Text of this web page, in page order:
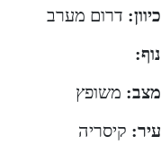
כיוון: דרום מערב
נוף:
מצב: משופץ
עיר: קיסריה